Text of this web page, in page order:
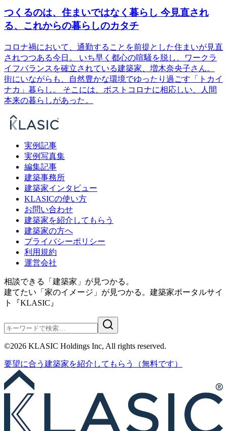
つくるのは、住まいではなく暮らし 今見直され
る、これからの暮らしのカタチ
コロナ禍において、通勤することを前提とした住まいが見直
されつつある今日。 いち早く都心の喧騒を脱し、ワークラ
イフバランスを確立されている建築家、増木奈央子さん。
街にいながらも、自然豊かな環境でゆったり過ごす「トカイ
ナカ」暮らし。 そこには、ポストコロナに相応しい、人間
本来の暮らしがあった。
実例記事
実例写真集
編集記事
建築事務所
建築家インタビュー
KLASICの使い方
お問い合わせ
建築家を紹介してもらう
建築家の方へ
プライバシーポリシー
利用規約
運営会社
相談できる「建築家」が見つかる。
建てたい「家のイメージ」が見つかる。 建築家ポータルサイ
ト『KLASIC』
©2026 KLASIC Holdings Inc, All rights reserved.
要望に合う 建築家を紹介 してもらう （無料です）